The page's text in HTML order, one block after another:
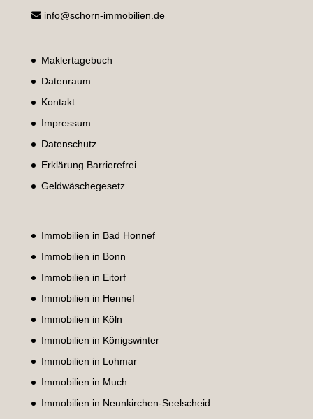
info@schorn-immobilien.de
Maklertagebuch
Datenraum
Kontakt
Impressum
Datenschutz
Erklärung Barrierefrei
Geldwäschegesetz
Immobilien in Bad Honnef
Immobilien in Bonn
Immobilien in Eitorf
Immobilien in Hennef
Immobilien in Köln
Immobilien in Königswinter
Immobilien in Lohmar
Immobilien in Much
Immobilien in Neunkirchen-Seelscheid